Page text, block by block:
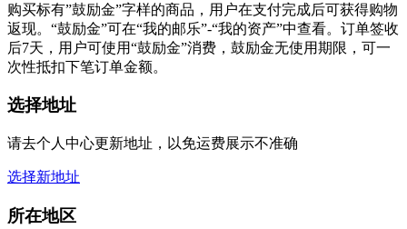
购买标有”鼓励金”字样的商品，用户在支付完成后可获得购物
返现。“鼓励金”可在“我的邮乐”-“我的资产”中查看。订单签收
后7天，用户可使用“鼓励金”消费，鼓励金无使用期限，可一
次性抵扣下笔订单金额。
选择地址
请去个人中心更新地址，以免运费展示不准确
选择新地址
所在地区